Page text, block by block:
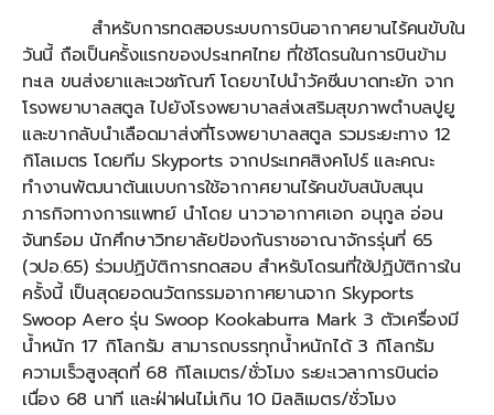
สำหรับการทดสอบระบบการบินอากาศยานไร้คนขับใน
วันนี้ ถือเป็นครั้งแรกของประเทศไทย ที่ใช้โดรนในการบินข้าม
ทะเล ขนส่งยาและเวชภัณฑ์ โดยขาไปนำวัคซีนบาดทะยัก จาก
โรงพยาบาลสตูล ไปยังโรงพยาบาลส่งเสริมสุขภาพตำบลปูยู
และขากลับนำเลือดมาส่งที่โรงพยาบาลสตูล รวมระยะทาง 12
กิโลเมตร โดยทีม Skyports จากประเทศสิงคโปร์ และคณะ
ทำงานพัฒนาต้นแบบการใช้อากาศยานไร้คนขับสนับสนุน
ภารกิจทางการแพทย์ นำโดย นาวาอากาศเอก อนุกูล อ่อน
จันทร์อม นักศึกษาวิทยาลัยป้องกันราชอาณาจักรรุ่นที่ 65
(วปอ.65) ร่วมปฏิบัติการทดสอบ สำหรับโดรนที่ใช้ปฏิบัติการใน
ครั้งนี้ เป็นสุดยอดนวัตกรรมอากาศยานจาก Skyports
Swoop Aero รุ่น Swoop Kookaburra Mark 3 ตัวเครื่องมี
น้ำหนัก 17 กิโลกรัม สามารถบรรทุกน้ำหนักได้ 3 กิโลกรัม
ความเร็วสูงสุดที่ 68 กิโลเมตร/ชั่วโมง ระยะเวลาการบินต่อ
เนื่อง 68 นาที และฝ่าฝนไม่เกิน 10 มิลลิเมตร/ชั่วโมง